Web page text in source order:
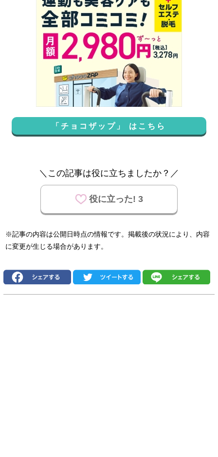
「チョコザップ」 はこちら
＼この記事は役に立ちましたか？／
役に立った! 3
※記事の内容は公開日時点の情報です。掲載後の状況により、内容
に変更が生じる場合があります。